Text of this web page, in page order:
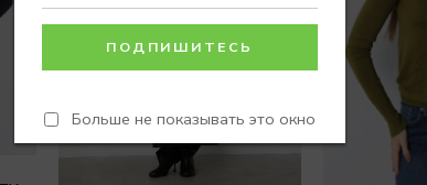
Больше не показывать это окно